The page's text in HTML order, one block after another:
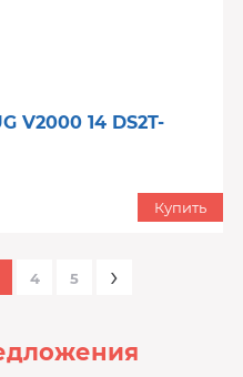
V2000 14 DS2T-
Купить
4 5 ›